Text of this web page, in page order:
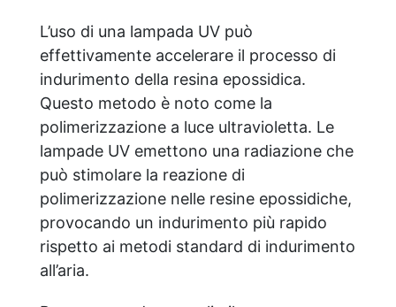
L’uso di una lampada UV può
effettivamente accelerare il processo di
indurimento della resina epossidica.
Questo metodo è noto come la
polimerizzazione a luce ultravioletta. Le
lampade UV emettono una radiazione che
può stimolare la reazione di
polimerizzazione nelle resine epossidiche,
provocando un indurimento più rapido
rispetto ai metodi standard di indurimento
all’aria.